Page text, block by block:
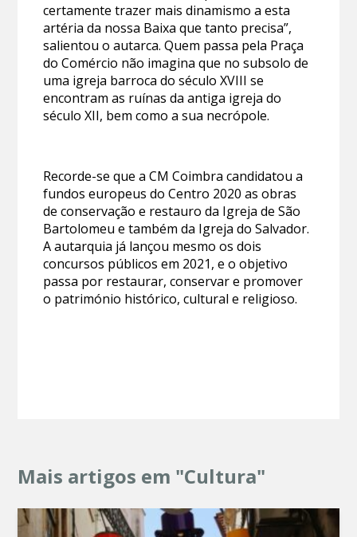
certamente trazer mais dinamismo a esta
artéria da nossa Baixa que tanto precisa”,
salientou o autarca. Quem passa pela Praça
do Comércio não imagina que no subsolo de
uma igreja barroca do século XVIII se
encontram as ruínas da antiga igreja do
século XII, bem como a sua necrópole.
Recorde-se que a CM Coimbra candidatou a
fundos europeus do Centro 2020 as obras
de conservação e restauro da Igreja de São
Bartolomeu e também da Igreja do Salvador.
A autarquia já lançou mesmo os dois
concursos públicos em 2021, e o objetivo
passa por restaurar, conservar e promover
o património histórico, cultural e religioso.
Mais artigos em "Cultura"